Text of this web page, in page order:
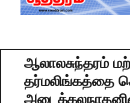
ஆலாலசுந்தரம்
தர்மலிங்கத்தை